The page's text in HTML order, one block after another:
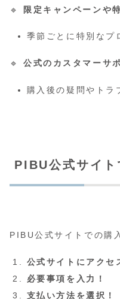
🔹 限定キャンペーンや
季節ごとに特別なプ
🔹公式のカスタマーサ
購入後の疑問やトラ
PIBU公式サイト
PIBU公式サイトでの購
公式サイトにアクセ
必要事項を入力！
支払い方法を選択！